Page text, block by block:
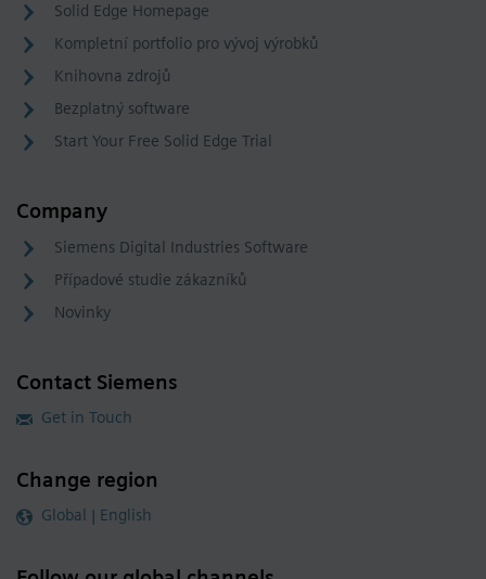
Solid Edge Homepage
Kompletní portfolio pro vývoj výrobků
Knihovna zdrojů
Bezplatný software
Start Your Free Solid Edge Trial
Company
Siemens Digital Industries Software
Případové studie zákazníků
Novinky
Contact Siemens
Get in Touch
Change region
Global | English